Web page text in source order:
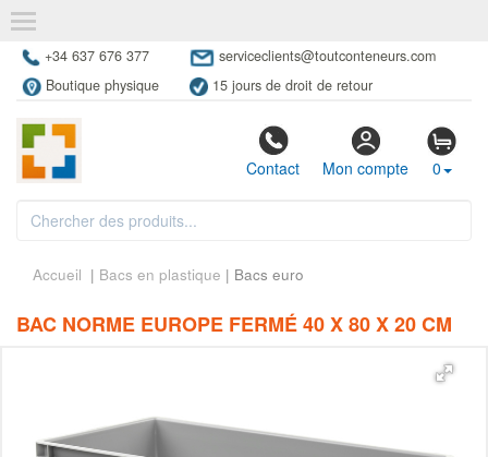
+34 637 676 377
serviceclients@toutconteneurs.com
Boutique physique
15 jours de droit de retour
Contact Mon compte 0
Accueil | Bacs en plastique | Bacs euro
BAC NORME EUROPE FERMÉ 40 X 80 X 20 CM